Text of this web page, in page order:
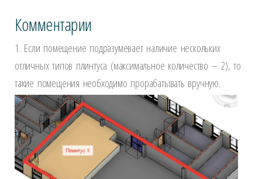
Комментарии
1. Если помещение подразумевает наличие нескольких
отличных типов плинтуса (максимальное количество – 2), то
такие помещения необходимо прорабатывать вручную.